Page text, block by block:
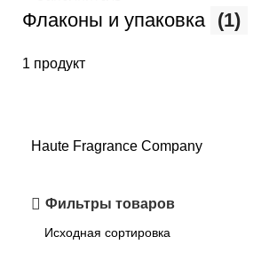
Флаконы и упаковка (1)
1 продукт
Haute Fragrance Company
Фильтры товаров